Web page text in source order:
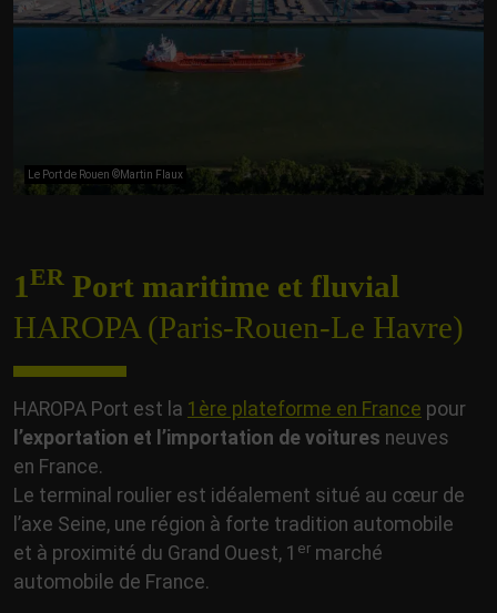
Le Port de Rouen ©Martin Flaux
1ER Port maritime et fluvial
HAROPA (Paris-Rouen-Le Havre)
HAROPA Port est la 1ère plateforme en France pour
l’exportation et l’importation de voitures neuves
en France.
Le terminal roulier est idéalement situé au cœur de
l’axe Seine, une région à forte tradition automobile
et à proximité du Grand Ouest, 1 er marché
automobile de France.